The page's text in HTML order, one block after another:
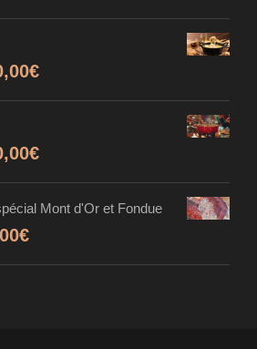
€
€
Mont d'Or et Fondue
€